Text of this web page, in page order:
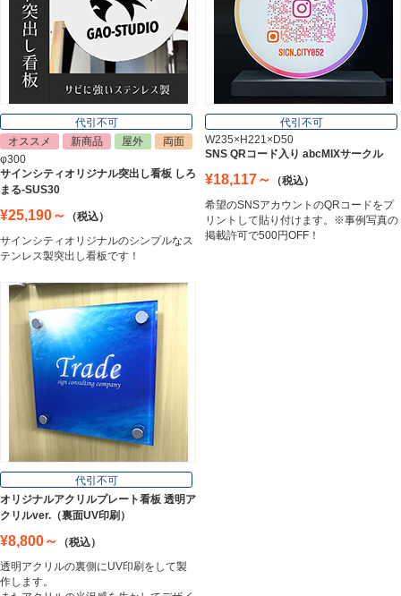
Nameplate
代引不可
オススメ
新商品 屋外
両面
φ300
サインシティオリジナル突出し看板 しろ
まる-SUS30
¥25,190～
（税込）
サインシティオリジナルのシンプルなス
テンレス製突出し看板です！
代引不可
W235×H221×D50
SNS QRコード入り abcMIXサークル
¥18,117～
（税込）
希望のSNSアカウントのQRコードをプ
リントして貼り付けます。※事例写真の
掲載許可で500円OFF！
代引不可
オリジナルアクリルプレート看板 透明ア
クリルver.（裏面UV印刷）
¥8,800～
（税込）
透明アクリルの裏側にUV印刷をして製
作します。